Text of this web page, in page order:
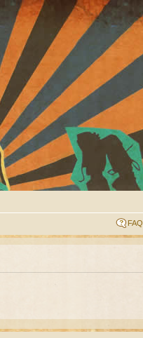
FAQ